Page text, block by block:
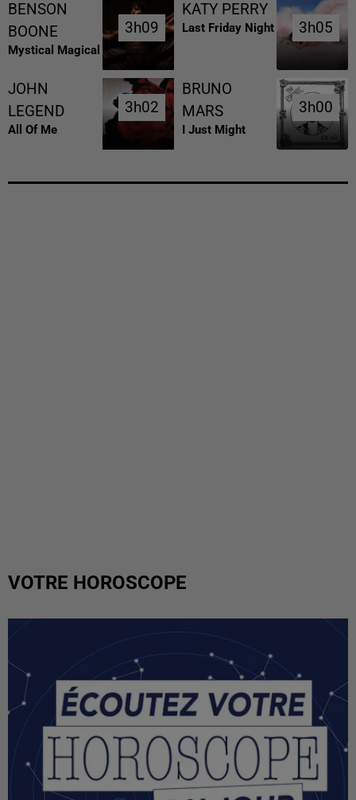
BENSON
BOONE
Mystical Magical
3h09
3h09
KATY PERRY
Last Friday Night 3h05
3h05
JOHN
LEGEND
All Of Me
3h02
3h02
BRUNO
MARS
I Just Might
3h00
3h00
VOTRE HOROSCOPE